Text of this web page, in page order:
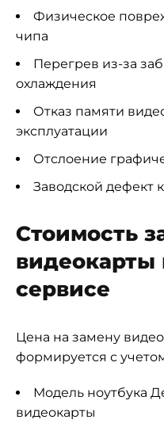
Физическое
чипа
Перегрев из-за
охлаждения
Отказ памяти
эксплуатации
Отслоение
Заводской дефект
Стоимость
сервисе
Цена на замену
формируется с
Модель ноутбука
видеокарты